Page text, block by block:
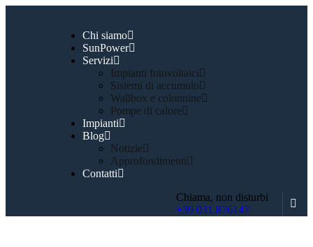
Chi siamo
SunPower
Servizi
Impianti fotovoltaici
Sistemi di accumulo
Wallbox e colonnine
Pompe di calore
Impianti
Blog
Notizie
Approfondimenti
Contatti
Chiama, non disturbi
+39 031.876147